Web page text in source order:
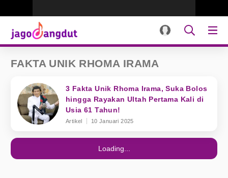
FAKTA UNIK RHOMA IRAMA
3 Fakta Unik Rhoma Irama, Suka Bolos
hingga Rayakan Ultah Pertama Kali di
Usia 61 Tahun!
Artikel 10 Januari 2025
Loading...